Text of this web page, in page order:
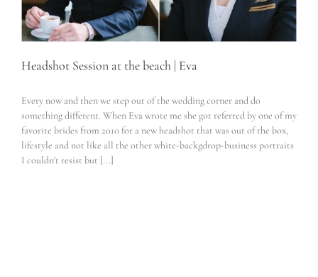
Headshot Session at the beach | Eva
Every now and then we step out of the wedding corner and do
something different. When Eva wrote me she got referred by one of my
favorite brides from 2010 for a new headshot that was out of the box,
lifestyle and not like all the other white-backgdrop-business portraits
I couldn't resist but [...]